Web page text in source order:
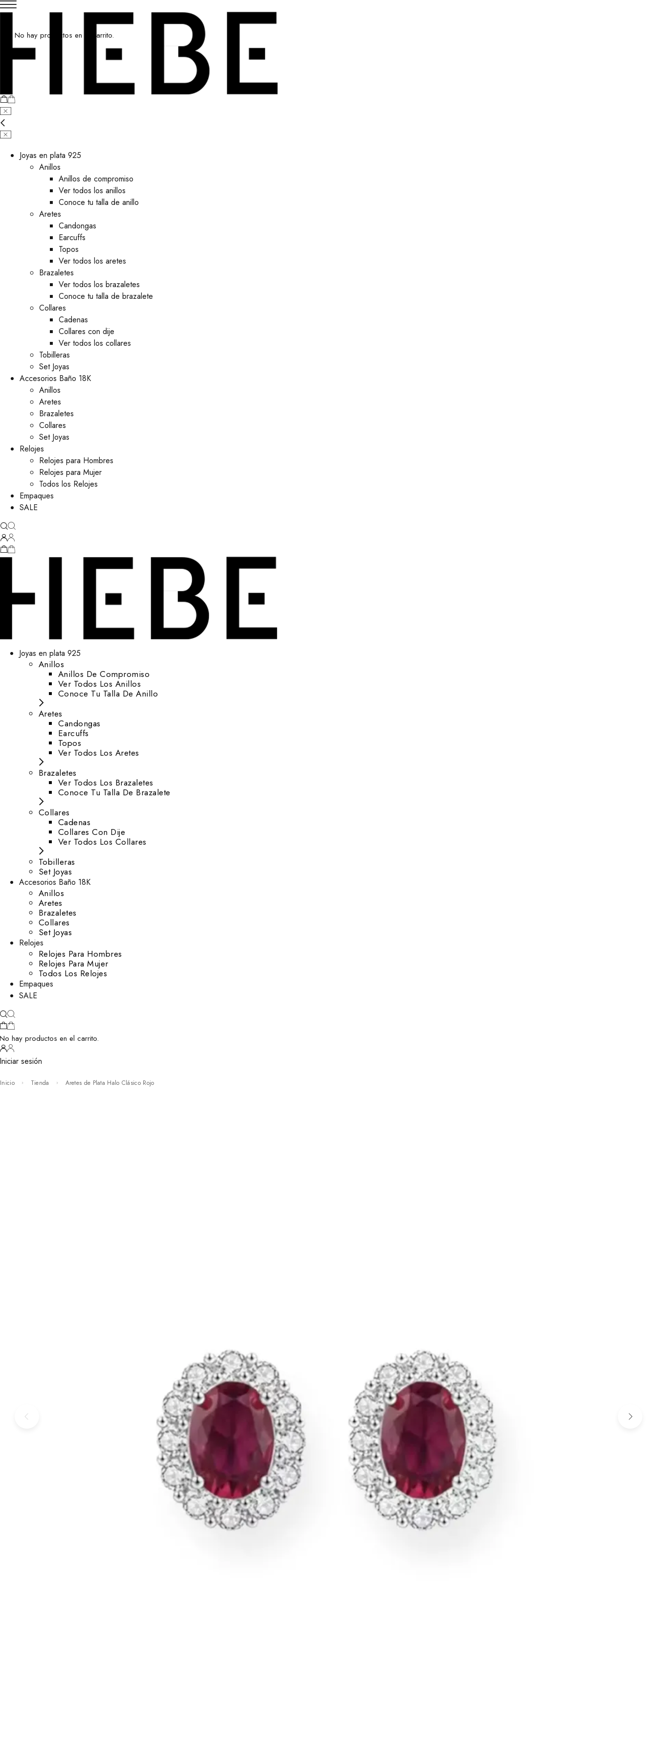
No hay productos en el carrito.
Joyas en plata 925
Anillos
Anillos de compromiso
Ver todos los anillos
Conoce tu talla de anillo
Aretes
⁠Candongas
Earcuffs
Topos
Ver todos los aretes
Brazaletes
Ver todos los brazaletes
Conoce tu talla de brazalete
Collares
Cadenas
Collares con dije
Ver todos los collares
Tobilleras
Set Joyas
Accesorios Baño 18K
Anillos
Aretes
Brazaletes
Collares
Set Joyas
Relojes
Relojes para Hombres
Relojes para Mujer
Todos los Relojes
Empaques
SALE
Joyas en plata 925
Anillos
Anillos De Compromiso
Ver Todos Los Anillos
Conoce Tu Talla De Anillo
Aretes
⁠Candongas
Earcuffs
Topos
Ver Todos Los Aretes
Brazaletes
Ver Todos Los Brazaletes
Conoce Tu Talla De Brazalete
Collares
Cadenas
Collares Con Dije
Ver Todos Los Collares
Tobilleras
Set Joyas
Accesorios Baño 18K
Anillos
Aretes
Brazaletes
Collares
Set Joyas
Relojes
Relojes Para Hombres
Relojes Para Mujer
Todos Los Relojes
Empaques
SALE
hay productos en el carrito.
sesión
Inicio Tienda Aretes de Plata Halo Clásico Rojo